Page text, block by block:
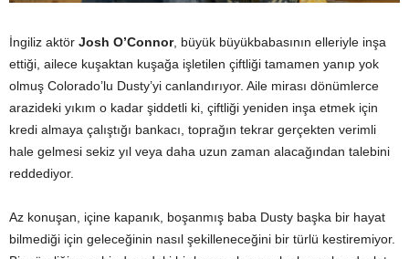
İngiliz aktör Josh O’Connor, büyük büyükbabasının elleriyle inşa
ettiği, ailece kuşaktan kuşağa işletilen çiftliği tamamen yanıp yok
olmuş Colorado’lu Dusty’yi canlandırıyor. Aile mirası dönümlerce
arazideki yıkım o kadar şiddetli ki, çiftliği yeniden inşa etmek için
kredi almaya çalıştığı bankacı, toprağın tekrar gerçekten verimli
hale gelmesi sekiz yıl veya daha uzun zaman alacağından talebini
reddediyor.
Az konuşan, içine kapanık, boşanmış baba Dusty başka bir hayat
bilmediği için geleceğinin nasıl şekilleneceğini bir türlü kestiremiyor.